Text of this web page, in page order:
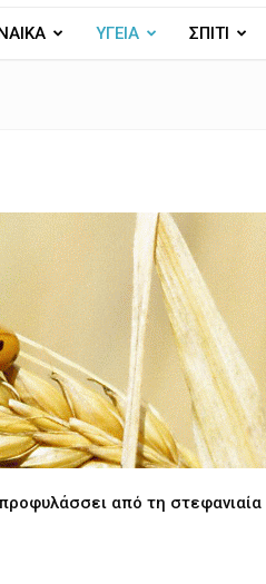
ΥΓΕΙΑ ΣΠΙΤΙ
από τη στεφανιαία